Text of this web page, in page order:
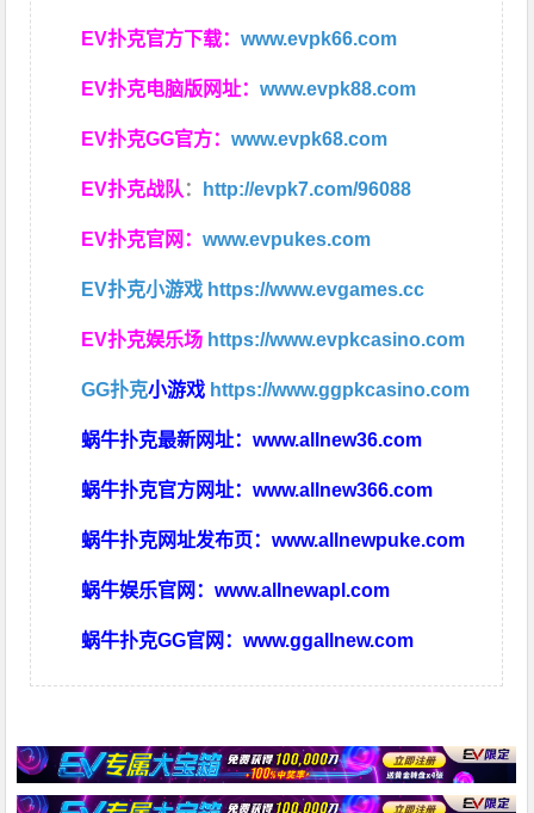
EV扑克官方下载：www.evpk66.com
EV扑克电脑版网址：www.evpk88.com
EV扑克GG官方：www.evpk68.com
EV扑克战队 ： http://evpk7.com/96088
EV扑克官网：www.evpukes.com
EV扑克小游戏 https://www.evgames.cc
EV扑克娱乐场 https://www.evpkcasino.com
GG扑克小游戏 https://www.ggpkcasino.com
蜗牛扑克最新网址：www.allnew36.com
蜗牛扑克官方网址：www.allnew366.com
蜗牛扑克网址发布页：www.allnewpuke.com
蜗牛娱乐官网：www.allnewapl.com
蜗牛扑克GG官网：www.ggallnew.com